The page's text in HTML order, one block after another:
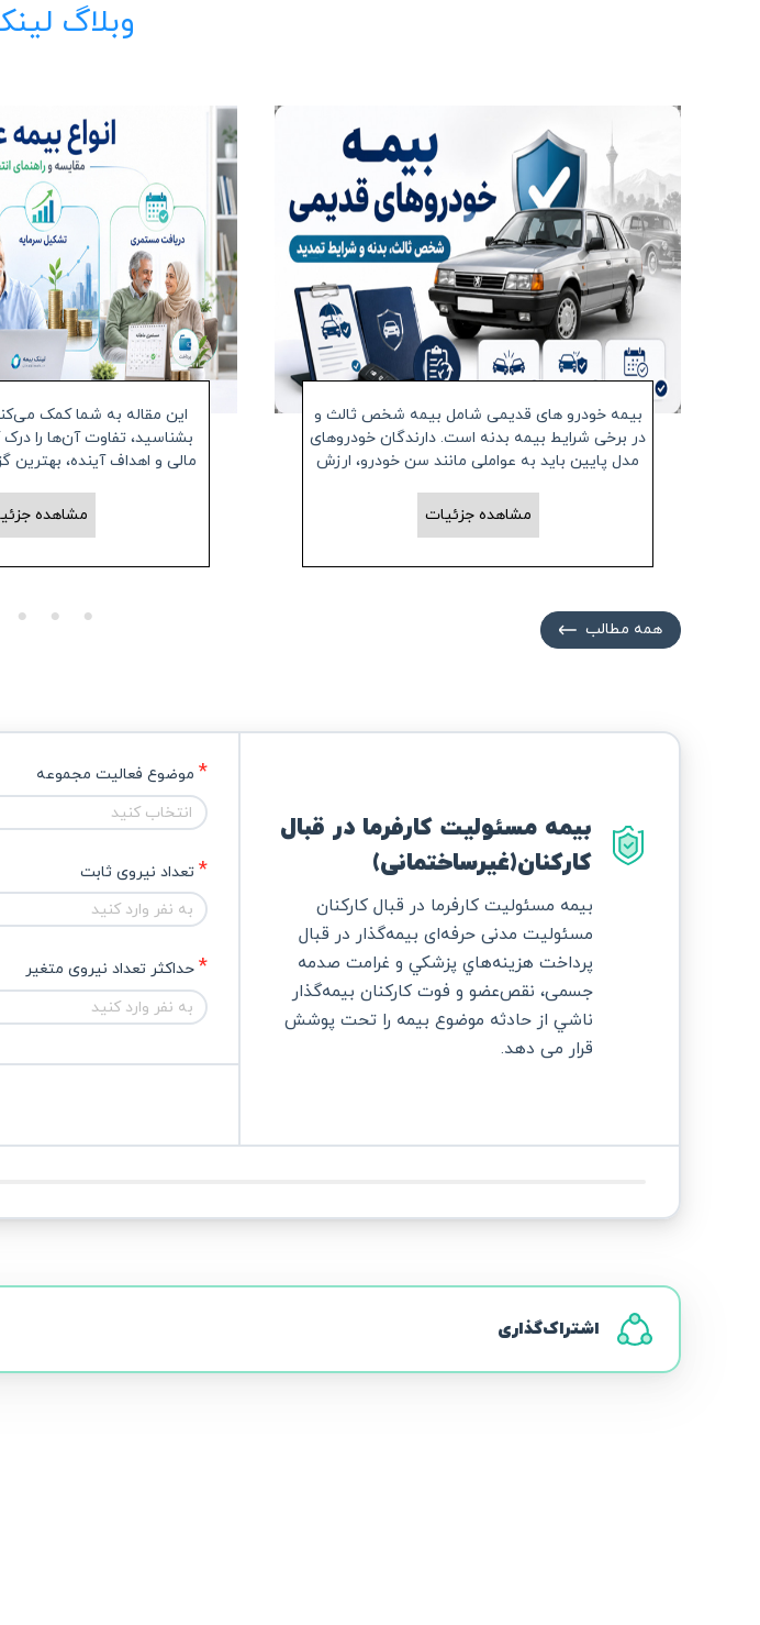
وبلاگ
این مقاله به شما کمک
بشناسید، تفاوت آن‌ها را درک
مالی و اهداف آینده، بهترین
مشاهده
بیمه خودرو های قدیمی شامل بیمه شخص ثالث و
در برخی شرایط بیمه بدنه است. دارندگان خودروهای
مدل پایین باید به عواملی مانند سن خودرو، ارزش
محدودیت‌های شرکت بیمه توجه کنند.
مشاهده جزئیات
همه مطالب
موضوع فعالیت مجموعه
انتخاب کنید
تعداد نیروی ثابت
حداکثر تعداد نیروی متغیر
بیمه مسئولیت کارفرما در قبال
کارکنان(غیرساختمانی)
بیمه مسئولیت کارفرما در قبال کارکنان
مسئولیت مدنی حرفه‌ای بيمه‌گذار در قبال
پرداخت هزينه‌هاي پزشكي و ‌غرامت صدمه
جسمی، نقص‌عضو و فوت كاركنان بيمه‌گذار
ناشي از حادثه موضوع بیمه را تحت پوشش
قرار می دهد.
اشتراک‌گذاری